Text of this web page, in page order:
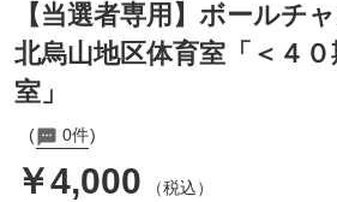
【当選者専用】ボールチ
北烏山地区体育室「＜４
室」
0件
￥4,000 （税込）